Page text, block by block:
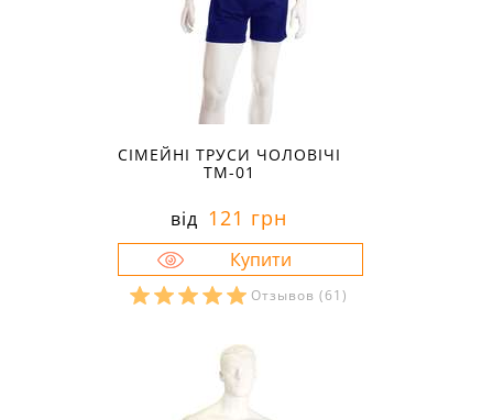
СІМЕЙНІ ТРУСИ ЧОЛОВІЧІ
ТМ-01
від 121 грн
Отзывов (61)
44